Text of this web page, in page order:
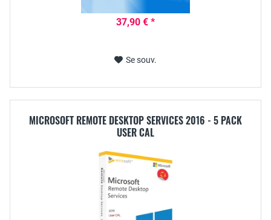
37,90 € *
Se souv.
MICROSOFT REMOTE DESKTOP SERVICES 2016 - 5 PACK
USER CAL